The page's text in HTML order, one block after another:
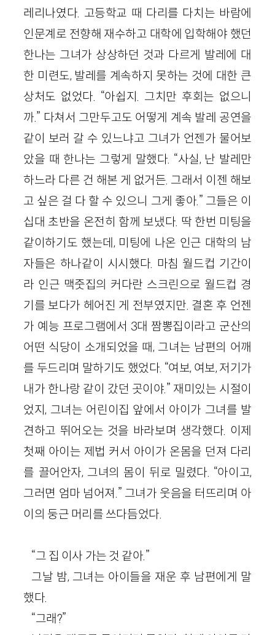
레리나였다. 고등학교 때 다리를 다치는 바람에
인문계로 전향해 재수하고 대학에 입학해야 했던
한나는 그녀가 상상하던 것과 다르게 발레에 대
한 미련도, 발레를 계속하지 못하는 것에 대한 큰
상처도 없었다. “아쉽지. 그치만 후회는 없으니
까.” 다쳐서 그만두고도 어떻게 계속 발레 공연을
같이 보러 갈 수 있느냐고 그녀가 언젠가 물어보
았을 때 한나는 그렇게 말했다. “사실, 난 발레만
하느라 다른 건 해본 게 없거든. 그래서 이젠 해보
고 싶은 걸 다 할 수 있으니 그게 좋아.” 그들은 이
십대 초반을 온전히 함께 보냈다. 딱 한번 미팅을
같이하기도 했는데, 미팅에 나온 인근 대학의 남
자들은 하나같이 시시했다. 마침 월드컵 기간이
라 인근 맥줏집의 커다란 스크린으로 월드컵 경
기를 보다가 헤어진 게 전부였지만. 결혼 후 언젠
가 예능 프로그램에서 3대 짬뽕집이라고 군산의
어떤 식당이 소개되었을 때, 그녀는 남편의 어깨
를 두드리며 말하기도 했었다. “여보, 여보, 저기가
내가 한나랑 같이 갔던 곳이야.” 재미있는 시절이
었지, 그녀는 어린이집 앞에서 아이가 그녀를 발
견하고 뛰어오는 것을 바라보며 생각했다. 이제
첫째 아이는 제법 커서 아이가 온몸을 던져 다리
를 끌어안자, 그녀의 몸이 뒤로 밀렸다. “아이고,
그러면 엄마 넘어져.” 그녀가 웃음을 터뜨리며 아
이의 둥근 머리를 쓰다듬었다.
“그 집 이사 가는 것 같아.”
그날 밤, 그녀는 아이들을 재운 후 남편에게 말
했다.
“그래?”